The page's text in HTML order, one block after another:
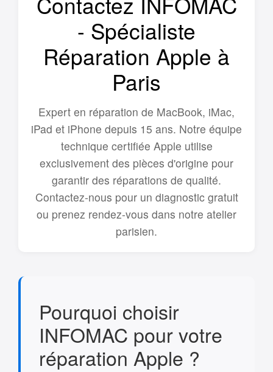
- Spécialiste
Réparation Apple à
Paris
Expert en réparation de MacBook, iMac,
iPad et iPhone depuis 15 ans. Notre équipe
technique certifiée Apple utilise
exclusivement des pièces d'origine pour
garantir des réparations de qualité.
Contactez-nous pour un diagnostic gratuit
ou prenez rendez-vous dans notre atelier
parisien.
Pourquoi choisir
INFOMAC pour votre
réparation Apple ?